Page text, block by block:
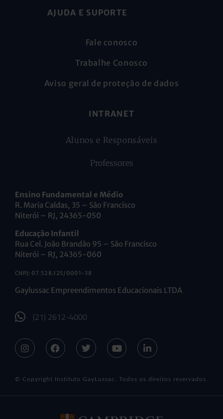
AJUDA E SUPORTE
Fale conosco
Trabalhe Conosco
Aviso geral de proteção de dados
INTRANET
Alunos e Responsáveis
Professores
Ensino Fundamental e Médio
R. Maria Caldas, 35 – São Francisco
Niterói – RJ, 24365-050
Educação Infantil
Rua Cel. João Brandão 95 – São Francisco
Niterói – RJ, 24365-060
CNPJ: 07.528.125/0001-38
Gaylussac Empreendimentos Educacionais LTDA
(21) 2612-4000
© Copyright Instituto GayLussac. Todos os direitos reservados.